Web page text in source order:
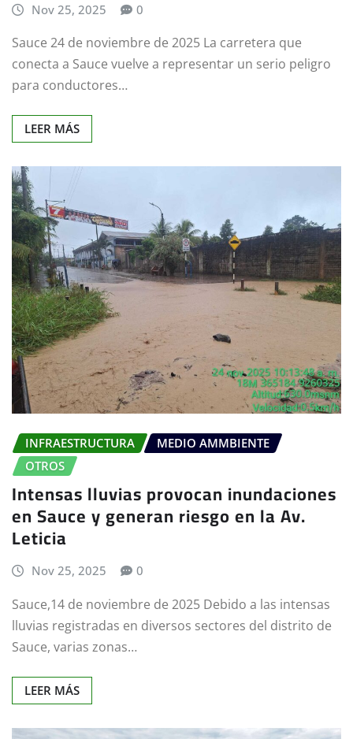
Nov 25, 2025 0
Sauce 24 de noviembre de 2025 La carretera que
conecta a Sauce vuelve a representar un serio peligro
para conductores…
LEER MÁS
INFRAESTRUCTURA
MEDIO AMMBIENTE
OTROS
Intensas lluvias provocan inundaciones
en Sauce y generan riesgo en la Av.
Leticia
Nov 25, 2025 0
Sauce,14 de noviembre de 2025 Debido a las intensas
lluvias registradas en diversos sectores del distrito de
Sauce, varias zonas…
LEER MÁS